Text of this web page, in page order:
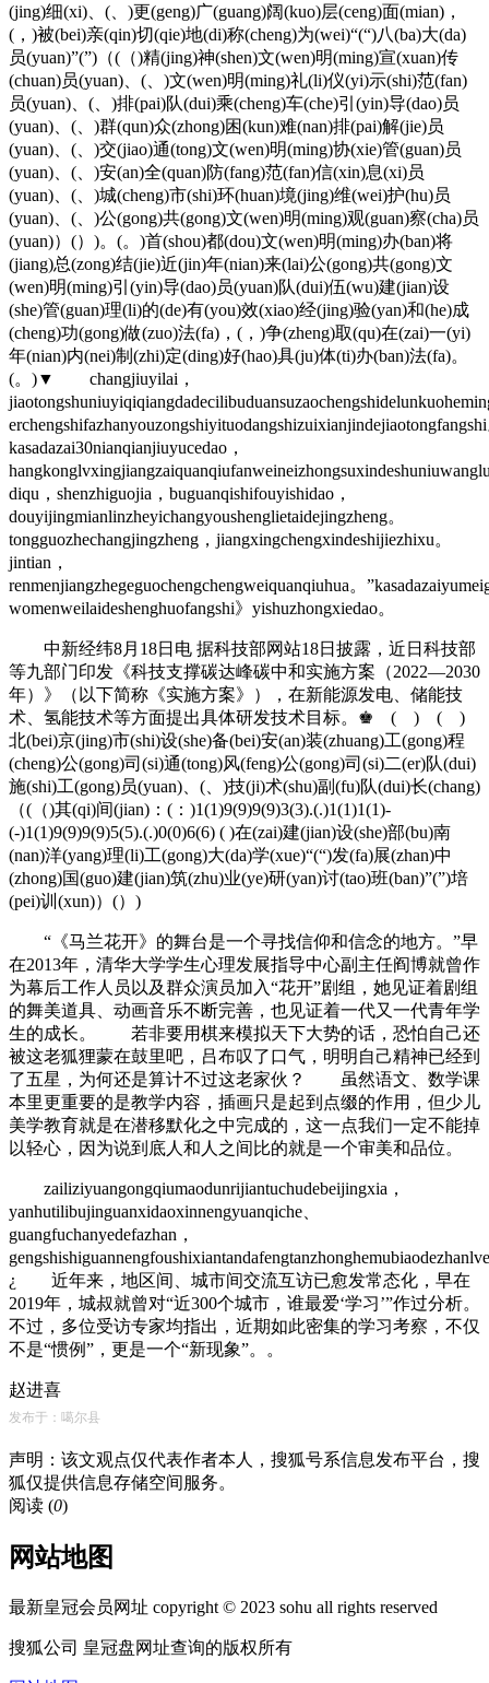
(jing)细(xi)、(、)更(geng)广(guang)阔(kuo)层(ceng)面(mian)，
(，)被(bei)亲(qin)切(qie)地(di)称(cheng)为(wei)“(“)八(ba)大(da)
员(yuan)”(”)（(（)精(jing)神(shen)文(wen)明(ming)宣(xuan)传
(chuan)员(yuan)、(、)文(wen)明(ming)礼(li)仪(yi)示(shi)范(fan)
员(yuan)、(、)排(pai)队(dui)乘(cheng)车(che)引(yin)导(dao)员
(yuan)、(、)群(qun)众(zhong)困(kun)难(nan)排(pai)解(jie)员
(yuan)、(、)交(jiao)通(tong)文(wen)明(ming)协(xie)管(guan)员
(yuan)、(、)安(an)全(quan)防(fang)范(fan)信(xin)息(xi)员
(yuan)、(、)城(cheng)市(shi)环(huan)境(jing)维(wei)护(hu)员
(yuan)、(、)公(gong)共(gong)文(wen)明(ming)观(guan)察(cha)员
(yuan)）(）)。(。)首(shou)都(dou)文(wen)明(ming)办(ban)将
(jiang)总(zong)结(jie)近(jin)年(nian)来(lai)公(gong)共(gong)文
(wen)明(ming)引(yin)导(dao)员(yuan)队(dui)伍(wu)建(jian)设
(she)管(guan)理(li)的(de)有(you)效(xiao)经(jing)验(yan)和(he)成
(cheng)功(gong)做(zuo)法(fa)，(，)争(zheng)取(qu)在(zai)一(yi)
年(nian)内(nei)制(zhi)定(ding)好(hao)具(ju)体(ti)办(ban)法(fa)。
(。)▼ changjiuyilai，
kasadazai30nianqianjiuyucedao，
diqu，shenzhiguojia，buguanqishifouyishidao，
douyijingmianlinzheyichangyoushenglietaidejingzheng。
tongguozhechangjingzheng，jiangxingchengxindeshijiezhixu。
jintian，
renmenjiangzhegeguochengchengweiquanqiuhua。
womenweilaideshenghuofangshi》yishuzhongxiedao。
中新经纬8月18日电 据科技部网站18日披露，近日科技部
等九部门印发《科技支撑碳达峰碳中和实施方案（2022—2030
年）》（以下简称《实施方案》），在新能源发电、储能技
术、氢能技术等方面提出具体研发技术目标。♚ ( ) ( )
北(bei)京(jing)市(shi)设(she)备(bei)安(an)装(zhuang)工(gong)程
(cheng)公(gong)司(si)通(tong)风(feng)公(gong)司(si)二(er)队(dui)
施(shi)工(gong)员(yuan)、(、)技(ji)术(shu)副(fu)队(dui)长(chang)
（(（)其(qi)间(jian)：(：)1(1)9(9)9(9)3(3).(.)1(1)1(1)-
(-)1(1)9(9)9(9)5(5).(.)0(0)6(6) ( )在(zai)建(jian)设(she)部(bu)南
(nan)洋(yang)理(li)工(gong)大(da)学(xue)“(“)发(fa)展(zhan)中
(zhong)国(guo)建(jian)筑(zhu)业(ye)研(yan)讨(tao)班(ban)”(”)培
(pei)训(xun)）(）)
“《马兰花开》的舞台是一个寻找信仰和信念的地方。”早
在2013年，清华大学学生心理发展指导中心副主任阎博就曾作
为幕后工作人员以及群众演员加入“花开”剧组，她见证着剧组
的舞美道具、动画音乐不断完善，也见证着一代又一代青年学
生的成长。 若非要用棋来模拟天下大势的话，恐怕自己还
被这老狐狸蒙在鼓里吧，吕布叹了口气，明明自己精神已经到
了五星，为何还是算计不过这老家伙？ 虽然语文、数学课
本里更重要的是教学内容，插画只是起到点缀的作用，但少儿
美学教育就是在潜移默化之中完成的，这一点我们一定不能掉
以轻心，因为说到底人和人之间比的就是一个审美和品位。
zailiziyuangongqiumaodunrijiantuchudebeijingxia，
yanhutilibujinguanxidaoxinnengyuanqiche、
guangfuchanyedefazhan，
¿ 近年来，地区间、城市间交流互访已愈发常态化，早在
2019年，城叔就曾对“近300个城市，谁最爱‘学习’”作过分析。
不过，多位受访专家均指出，近期如此密集的学习考察，不仅
不是“惯例”，更是一个“新现象”。。
赵进喜
发布于：噶尔县
声明：该文观点仅代表作者本人，搜狐号系信息发布平台，搜
狐仅提供信息存储空间服务。
阅读 (0)
网站地图
最新皇冠会员网址 copyright © 2023 sohu all rights reserved
搜狐公司 皇冠盘网址查询的版权所有